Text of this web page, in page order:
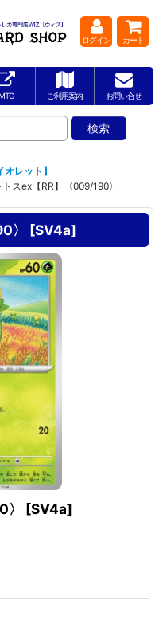
ログイン カート
ご利用案内 お問い合せ
レット】
スex【RR】〈009/190〉
〉 [SV4a]
[SV4a]